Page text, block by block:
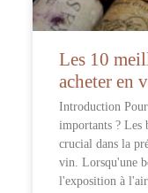
Les 10
acheter en
Introduction
importants ? Les
crucial dans la
vin. Lorsqu'une
l'exposition à l'air